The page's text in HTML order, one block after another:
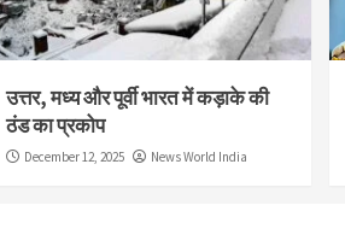
उत्तर, मध्य और पूर्वी भारत में कड़ाके की
ठंड का प्रकोप
December 12, 2025 News World India